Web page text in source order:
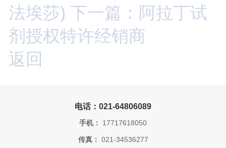
法埃莎) 下一篇：阿拉丁试
剂授权特许经销商
返回
电话：021-64806089
手机： 17717618050
传真： 021-34536277